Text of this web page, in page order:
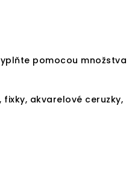
pomocou množstva
akvarelové ceruzky,